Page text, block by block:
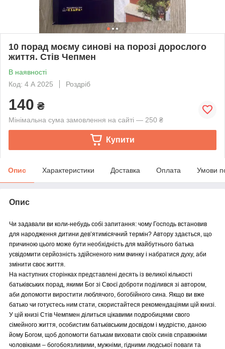
10 порад моєму синові на порозі дорослого
життя. Стів Чепмен
В наявності
Код: 4 А 2025
Роздріб
140 ₴
Мінімальна сума замовлення на сайті — 250 ₴
Купити
Опис Характеристики Доставка Оплата Умови
Опис
Чи задавали ви коли-небудь собі запитання: чому Господь встановив
для народження дитини дев’ятимісячний термін? Автору здається, що
причиною цього може бути необхідність для майбутнього батька
усвідомити серйозність здійсненого ним вчинку і набратися духу, аби
змінити своє життя.
На наступних сторінках представлені десять із великої кількості
батьківських порад, якими Бог зі Своєї доброти поділився зі автором,
аби допомогти виростити люблячого, богобійного сина. Якщо ви вже
батько чи готуєтесь ним стати, скористайтеся рекомендаціями цій книзі.
У цій книзі Стів Чемпмен ділиться цікавими подробицями свого
сімейного життя, особистим батьківським досвідом і мудрістю, даною
йому Богом, щоб допомогти батькам виховати своїх синів справжніми
чоловіками – богобоязливими, мужніми, гідними людської поваги та